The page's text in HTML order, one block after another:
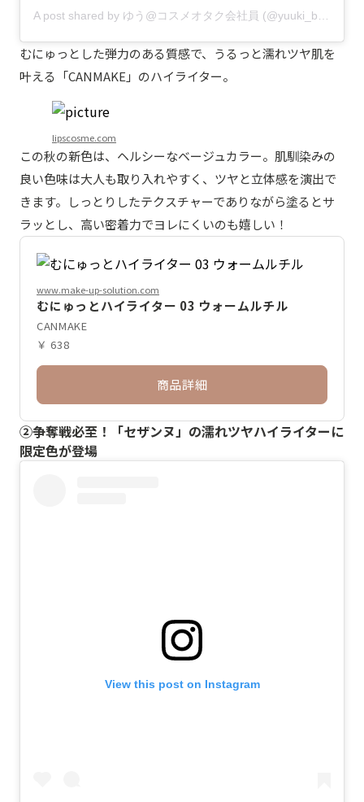
むにゅっとした弾力のある質感で、うるっと濡れツヤ肌を
叶える「CANMAKE」のハイライター。
lipscosme.com
この秋の新色は、ヘルシーなベージュカラー。肌馴染みの
良い色味は大人も取り入れやすく、ツヤと立体感を演出で
きます。しっとりしたテクスチャーでありながら塗るとサ
ラッとし、高い密着力でヨレにくいのも嬉しい！
www.make-up-solution.com
むにゅっとハイライター 03 ウォームルチル
CANMAKE
￥ 638
商品詳細
②争奪戦必至！「セザンヌ」の濡れツヤハイライターに
限定色が登場
View this post on Instagram